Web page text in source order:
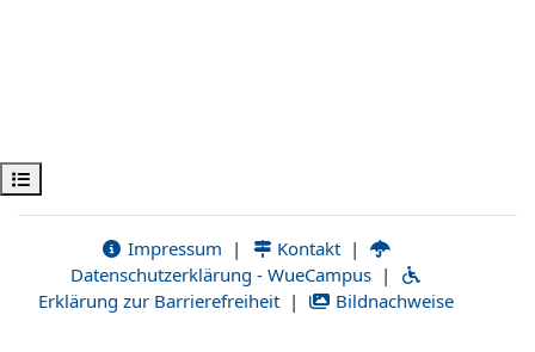
Открыть оглавление курса
Impressum | Kontakt |
Datenschutzerklärung - WueCampus |
Erklärung zur Barrierefreiheit | Bildnachweise